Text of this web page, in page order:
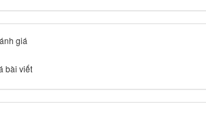
giá
bài viết